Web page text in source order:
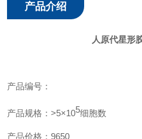
产品介绍
人 原代星形
产品编号：
产品规格：>5×105细胞数
产品价格：9650